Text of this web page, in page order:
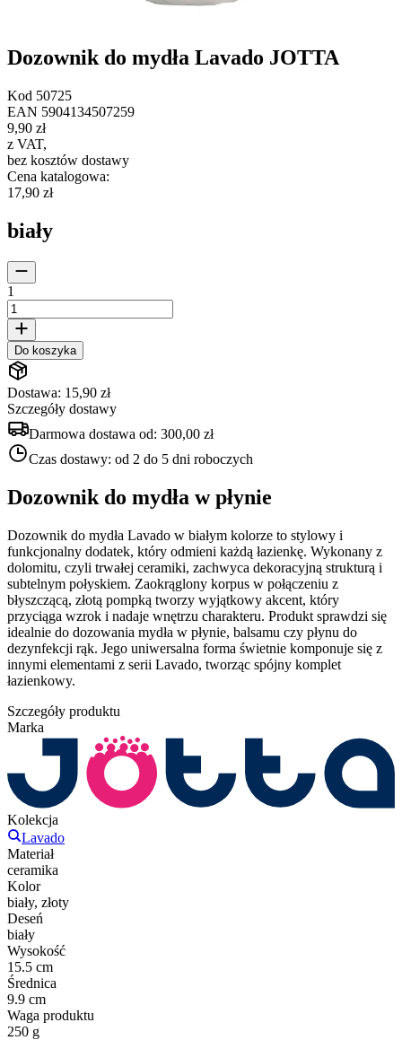
Dozownik do mydła Lavado JOTTA
Kod 50725
EAN 5904134507259
9,90 zł
z VAT,
bez kosztów dostawy
Cena katalogowa:
17,90 zł
biały
1
Do koszyka
Dostawa: 15,90 zł
Szczegóły dostawy
Darmowa dostawa od: 300,00 zł
Czas dostawy: od 2 do 5 dni roboczych
Dozownik do mydła w płynie
Dozownik do mydła Lavado w białym kolorze to stylowy i
funkcjonalny dodatek, który odmieni każdą łazienkę. Wykonany z
dolomitu, czyli trwałej ceramiki, zachwyca dekoracyjną strukturą i
subtelnym połyskiem. Zaokrąglony korpus w połączeniu z
błyszczącą, złotą pompką tworzy wyjątkowy akcent, który
przyciąga wzrok i nadaje wnętrzu charakteru. Produkt sprawdzi się
idealnie do dozowania mydła w płynie, balsamu czy płynu do
dezynfekcji rąk. Jego uniwersalna forma świetnie komponuje się z
innymi elementami z serii Lavado, tworząc spójny komplet
łazienkowy.
Szczegóły produktu
Marka
Kolekcja
Lavado
Materiał
ceramika
Kolor
biały, złoty
Deseń
biały
Wysokość
15.5 cm
Średnica
9.9 cm
Waga produktu
250 g